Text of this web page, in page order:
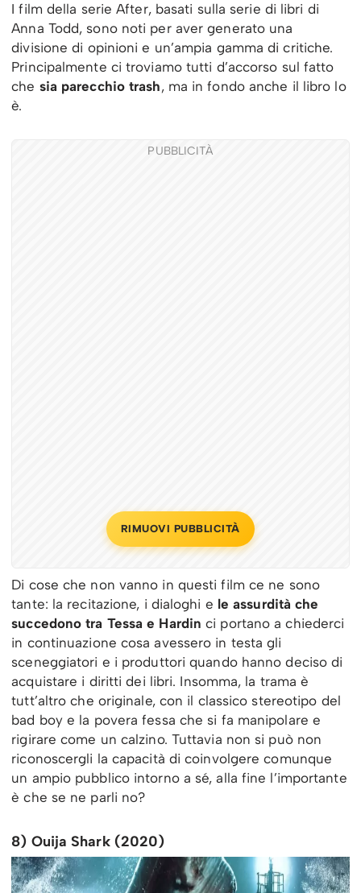
I film della serie After, basati sulla serie di libri di
Anna Todd, sono noti per aver generato una
divisione di opinioni e un’ampia gamma di critiche.
Principalmente ci troviamo tutti d’accorso sul fatto
che sia parecchio trash, ma in fondo anche il libro lo
è.
PUBBLICITÀ
RIMUOVI PUBBLICITÀ
Di cose che non vanno in questi film ce ne sono
tante: la recitazione, i dialoghi e le assurdità che
succedono tra Tessa e Hardin ci portano a chiederci
in continuazione cosa avessero in testa gli
sceneggiatori e i produttori quando hanno deciso di
acquistare i diritti dei libri. Insomma, la trama è
tutt’altro che originale, con il classico stereotipo del
bad boy e la povera fessa che si fa manipolare e
rigirare come un calzino. Tuttavia non si può non
riconoscergli la capacità di coinvolgere comunque
un ampio pubblico intorno a sé, alla fine l’importante
è che se ne parli no?
8) Ouija Shark (2020)